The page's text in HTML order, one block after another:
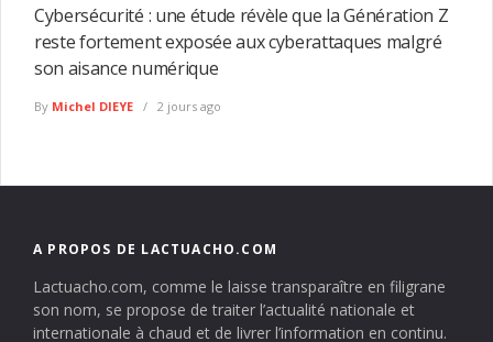
Cybersécurité : une étude révèle que la Génération Z
reste fortement exposée aux cyberattaques malgré
son aisance numérique
By Michel DIEYE 2 jours ago
A PROPOS DE LACTUACHO.COM
Lactuacho.com, comme le laisse transparaître en filigrane
son nom, se propose de traiter l’actualité nationale et
internationale à chaud et de livrer l’information en continu.